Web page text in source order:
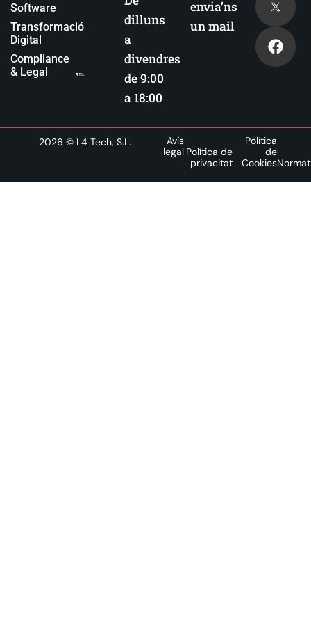
Software
Transformació
Digital
Compliance
& Legal
dilluns
a
divendres
de 9:00
a 18:00
envia’ns
un mail
2026 © L4 Tech, S.L.
Avís
legal Política de
privacitat
Política
de
Cookies